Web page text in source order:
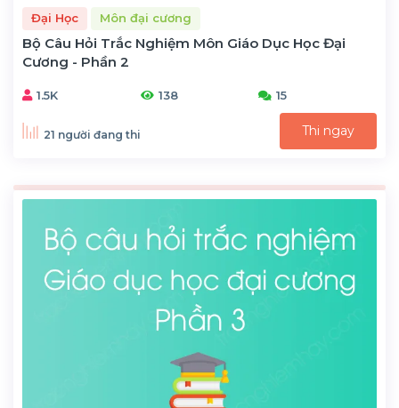
Đại Học Môn đại cương
Bộ Câu Hỏi Trắc Nghiệm Môn Giáo Dục Học Đại
Cương - Phần 2
1.5K 138 15
21 người đang thi Thi ngay